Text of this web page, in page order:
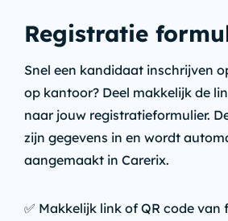
Registratie
Snel een kandidaat inschrijven
op kantoor? Deel makkelijk de
naar jouw registratieformulier.
zijn gegevens in en wordt
aangemaakt in Carerix.
✅ Makkelijk link of QR code van